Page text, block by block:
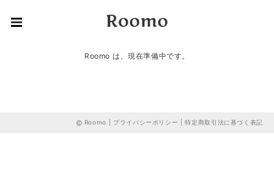
Roomo は、現在準備中です。
Roomo | プライバシーポリシー |特定商取引法に基づく表記